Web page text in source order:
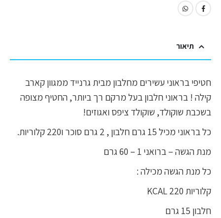
תיאור
חטיפי בראוני עשירים מחלבון מבית גרנייד ממגוון קארב
קילה ! בראוני חלבון בעל מרקם רך ביותר, החטיף מצופה
בשכבת שוקולד, שוקולד ציפס ואגוזים!
כל בראוני מכיל 15 גרם חלבון , 2 גרם סוכר ו220 קלוריות.
מנת הגשה – ברואני 1 – 60 גרם
כל מנת הגשה מכילה :
קלוריות 220 KCAL
חלבון 15 גרם